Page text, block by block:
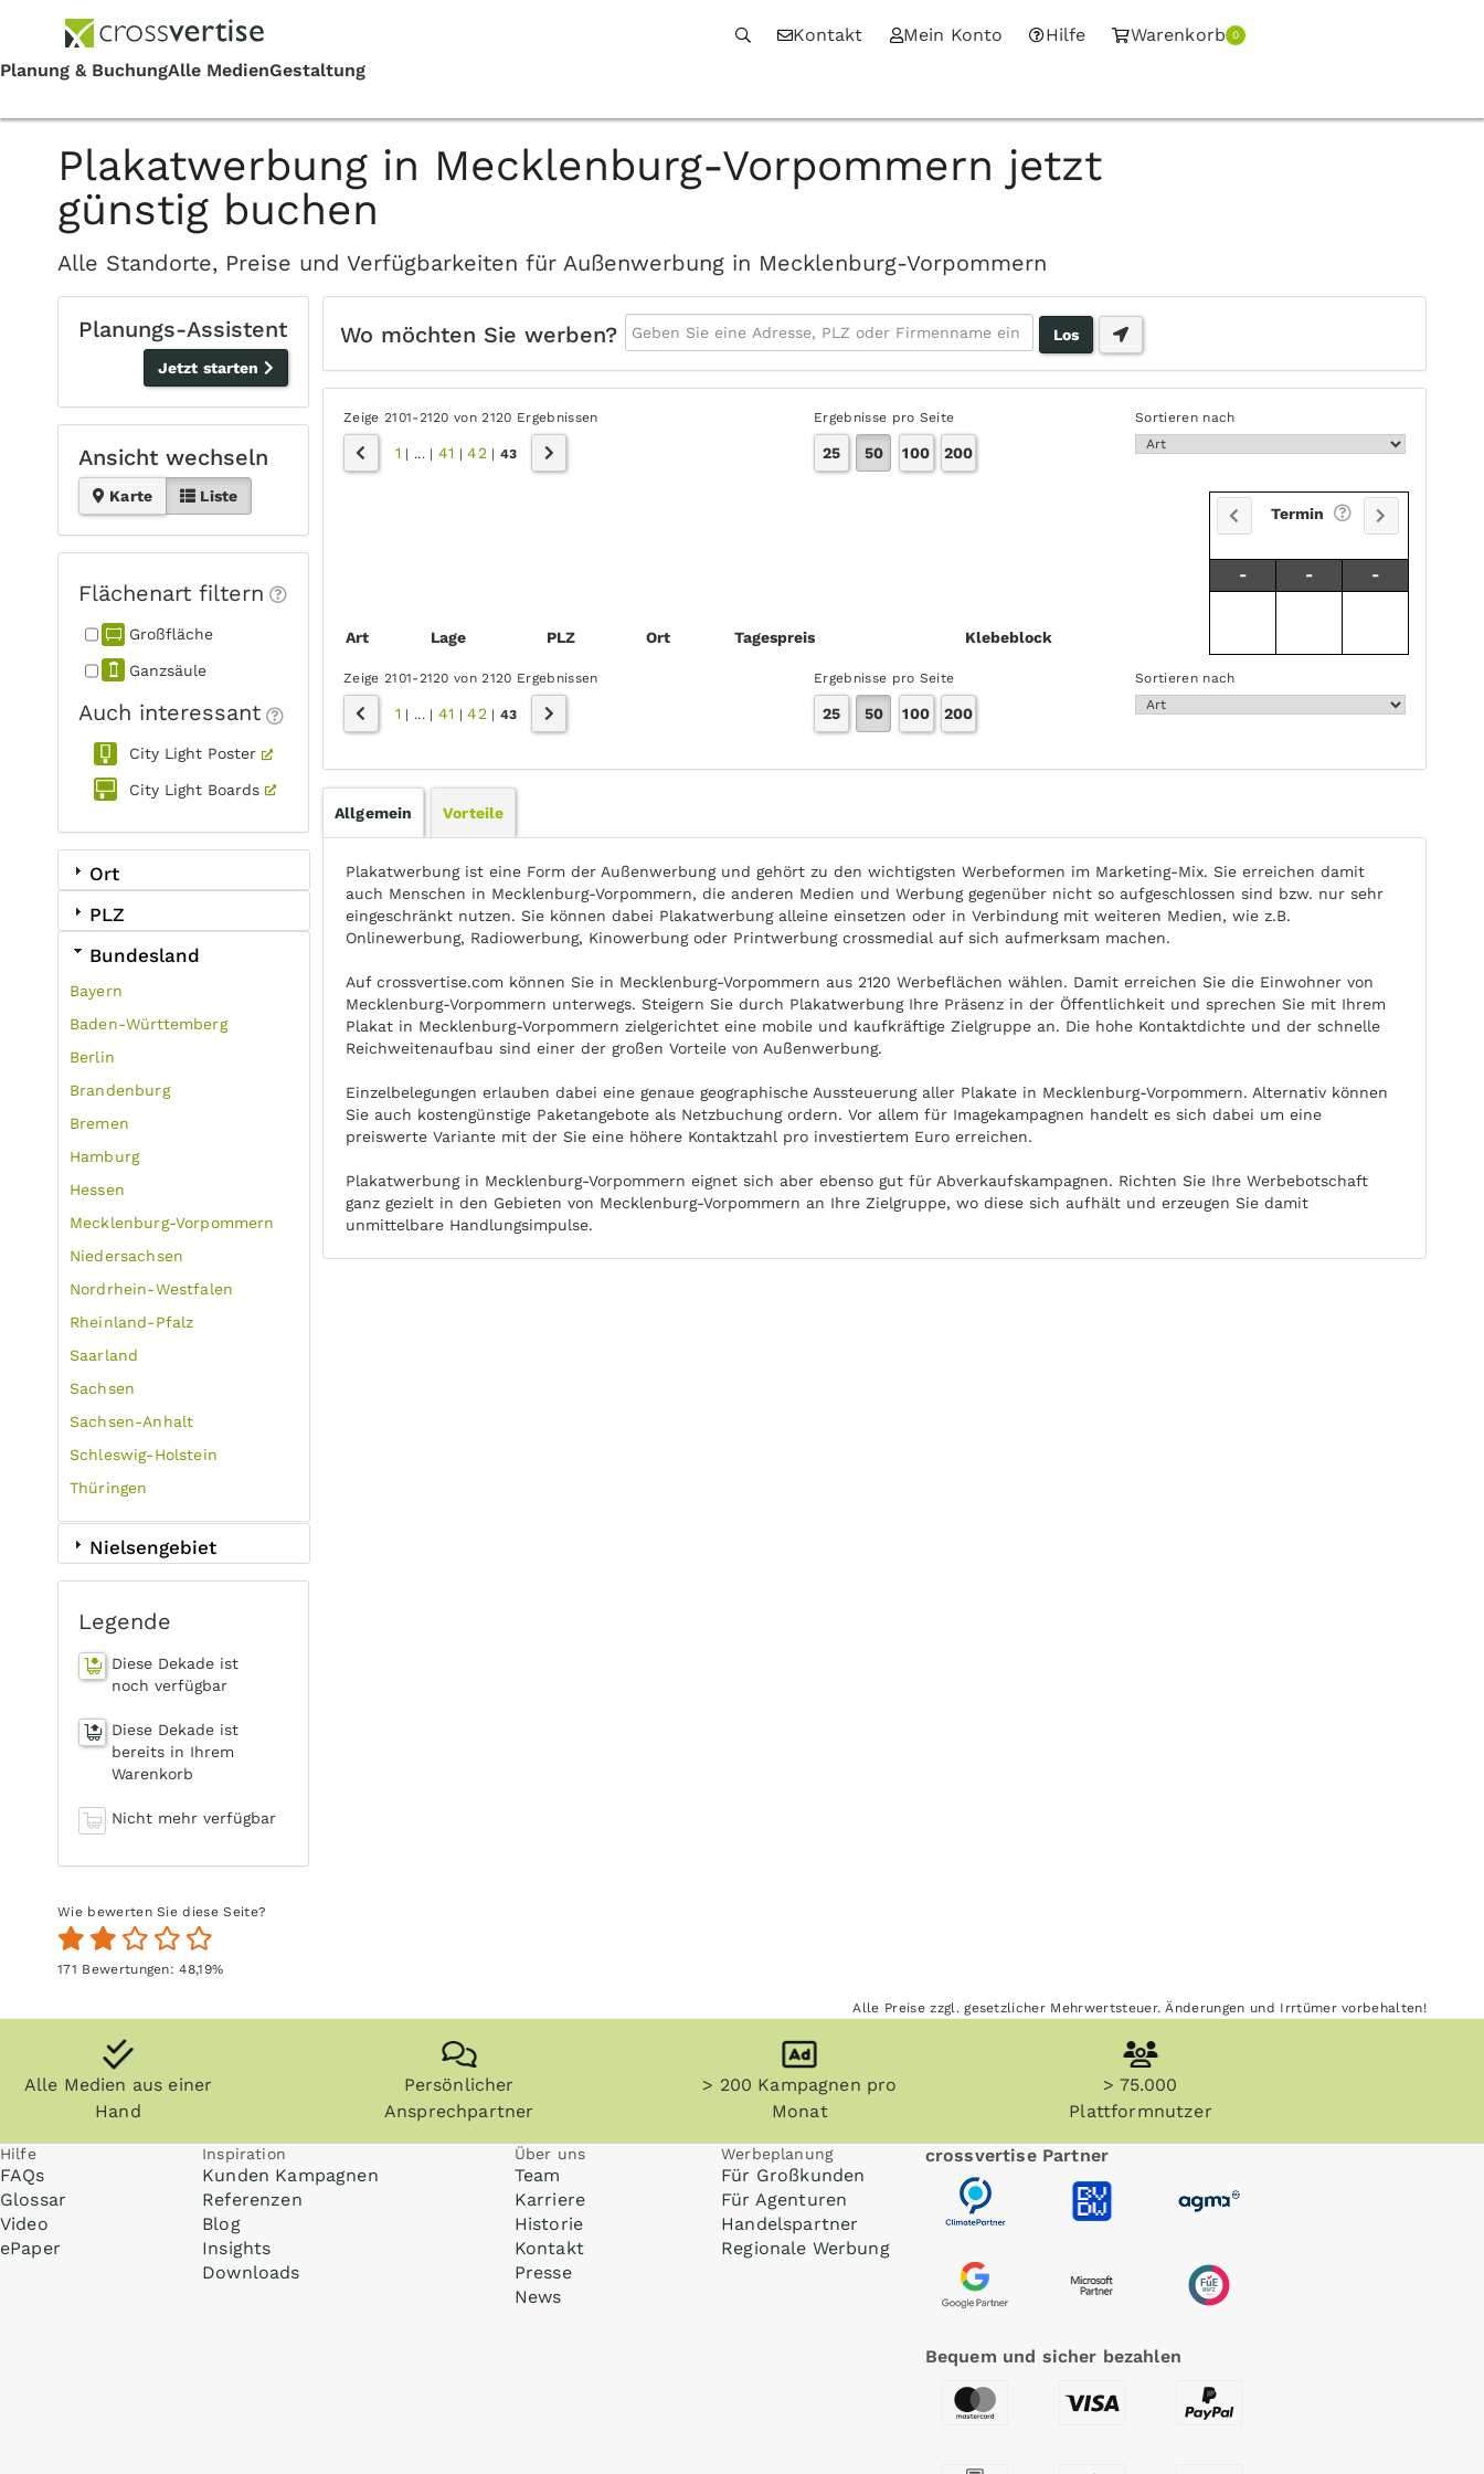
Kontakt Mein Konto Hilfe Warenkorb 0
Plakatwerbung in Mecklenburg-Vorpommern jetzt
günstig buchen
Alle Standorte, Preise und Verfügbarkeiten für Außenwerbung in Mecklenburg-Vorpommern
Planungs-Assistent
Jetzt starten
Ansicht wechseln
Karte Liste
Flächenart filtern
Großfläche
Ganzsäule
Auch interessant
City Light Poster
City Light Boards
Ort
PLZ
Bundesland
Bayern
Baden-Württemberg
Berlin
Brandenburg
Bremen
Hamburg
Hessen
Mecklenburg-Vorpommern
Niedersachsen
Nordrhein-Westfalen
Rheinland-Pfalz
Saarland
Sachsen
Sachsen-Anhalt
Schleswig-Holstein
Thüringen
Nielsengebiet
Legende
Diese Dekade ist
noch verfügbar
Diese Dekade ist
bereits in Ihrem
Warenkorb
Nicht mehr verfügbar
Wo möchten Sie werben?
Zeige 2101-2120 von 2120 Ergebnissen Ergebnisse pro Seite Sortieren nach
1 | ... |41 |42 | 43 25 50 100 200
Art Lage PLZ Ort Tages­preis Klebe­block
Termin
- - -
Zeige 2101-2120 von 2120 Ergebnissen Ergebnisse pro Seite Sortieren nach
1 | ... |41 |42 | 43 25 50 100 200
Allgemein Vorteile
Plakatwerbung ist eine Form der Außenwerbung und gehört zu den wichtigsten Werbeformen im Marketing-Mix. Sie erreichen damit
auch Menschen in Mecklenburg-Vorpommern, die anderen Medien und Werbung gegenüber nicht so aufgeschlossen sind bzw. nur sehr
eingeschränkt nutzen. Sie können dabei Plakatwerbung alleine einsetzen oder in Verbindung mit weiteren Medien, wie z.B.
Onlinewerbung, Radiowerbung, Kinowerbung oder Printwerbung crossmedial auf sich aufmerksam machen.
Auf crossvertise.com können Sie in Mecklenburg-Vorpommern aus 2120 Werbeflächen wählen. Damit erreichen Sie die Einwohner von
Mecklenburg-Vorpommern unterwegs. Steigern Sie durch Plakatwerbung Ihre Präsenz in der Öffentlichkeit und sprechen Sie mit Ihrem
Plakat in Mecklenburg-Vorpommern zielgerichtet eine mobile und kaufkräftige Zielgruppe an. Die hohe Kontaktdichte und der schnelle
Reichweitenaufbau sind einer der großen Vorteile von Außenwerbung.
Einzelbelegungen erlauben dabei eine genaue geographische Aussteuerung aller Plakate in Mecklenburg-Vorpommern. Alternativ können
Sie auch kostengünstige Paketangebote als Netzbuchung ordern. Vor allem für Imagekampagnen handelt es sich dabei um eine
preiswerte Variante mit der Sie eine höhere Kontaktzahl pro investiertem Euro erreichen.
Plakatwerbung in Mecklenburg-Vorpommern eignet sich aber ebenso gut für Abverkaufskampagnen. Richten Sie Ihre Werbebotschaft
ganz gezielt in den Gebieten von Mecklenburg-Vorpommern an Ihre Zielgruppe, wo diese sich aufhält und erzeugen Sie damit
unmittelbare Handlungsimpulse.
Wie bewerten Sie diese Seite?
171 Bewertungen:48,19%
Alle Preise zzgl. gesetzlicher Mehrwertsteuer. Änderungen und Irrtümer vorbehalten!
Alle Medien aus einer
Hand
Persönlicher
Ansprechpartner
> 200 Kampagnen pro
Monat
> 75.000
Plattformnutzer
Hilfe
FAQs
Glossar
Video
ePaper
Inspiration
Kunden Kampagnen
Referenzen
Blog
Insights
Downloads
Über uns
Team
Karriere
Historie
Kontakt
Presse
News
Werbeplanung
Für Großkunden
Für Agenturen
Handelspartner
Regionale Werbung
crossvertise Partner
Bequem und sicher bezahlen